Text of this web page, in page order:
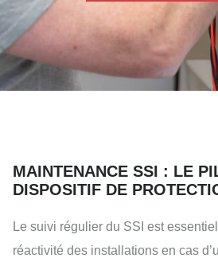
MAINTENANCE SSI : LE
DISPOSITIF DE
Le suivi régulier du SSI est
réactivité des installations en cas